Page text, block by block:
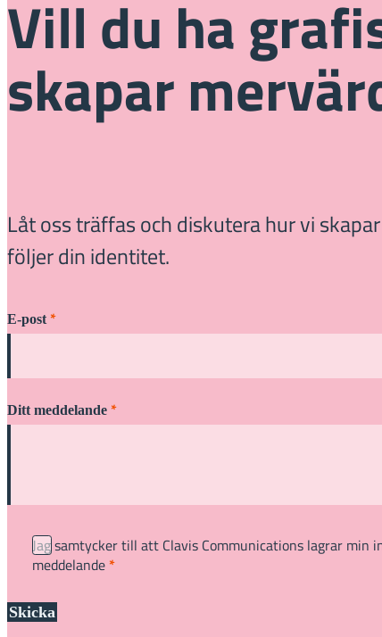
Vill du ha
skapar
Låt oss träffas och diskutera hur vi
följer din identitet.
E-post *
Ditt meddelande *
Jag samtycker till att Clavis Communications lagrar min
meddelande*
Skicka